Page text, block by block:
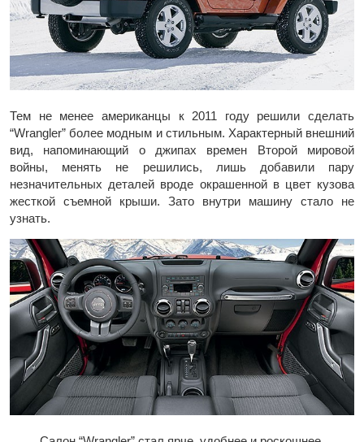
Тем не менее американцы к 2011 году решили сделать
“Wrangler” более модным и стильным. Характерный внешний
вид, напоминающий о джипах времен Второй мировой
войны, менять не решились, лишь добавили пару
незначительных деталей вроде окрашенной в цвет кузова
жесткой съемной крыши. Зато внутри машину стало не
узнать.